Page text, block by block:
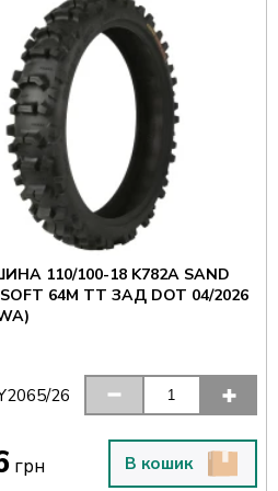
110/100-18 K782A SAND
64M TT ЗАД DOT 04/2026
26
грн В кошик